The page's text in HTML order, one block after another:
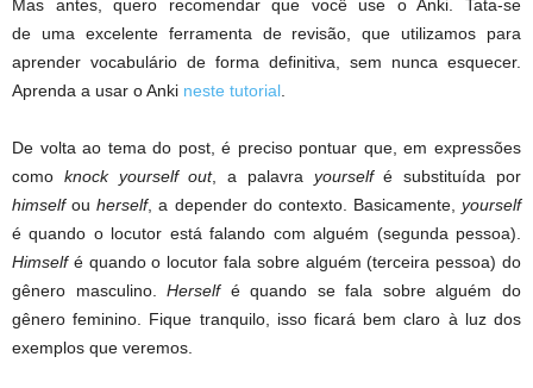
Mas antes, quero recomendar que você use o Anki. Tata-se
de uma excelente ferramenta de revisão, que utilizamos para
aprender vocabulário de forma definitiva, sem nunca esquecer.
Aprenda a usar o Anki neste tutorial
De volta ao tema do post, é preciso pontuar que, em expressões
como knock yourself out, a palavra yourselfé substituída por
himselfouherself, a depender do contexto. Basicamente, yourself
é quando o locutor está falando com alguém (segunda pessoa).
Himselfé quando o locutor fala sobre alguém (terceira pessoa) do
gênero masculino.Herselfé quando se fala sobre alguém do
gênero feminino. Fique tranquilo, isso ficará bem claro à luz dos
exemplos que veremos.